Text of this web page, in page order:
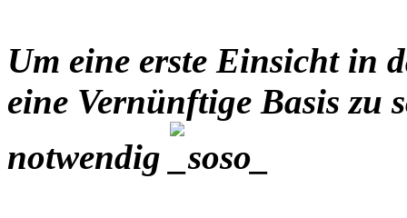
Um eine erste Einsicht in
eine Vernünftige Basis zu
notwendig